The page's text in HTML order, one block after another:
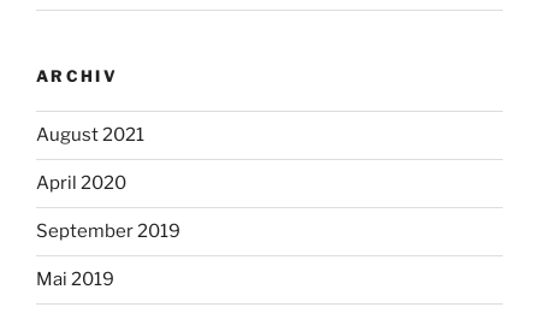
ARCHIV
August 2021
April 2020
September 2019
Mai 2019